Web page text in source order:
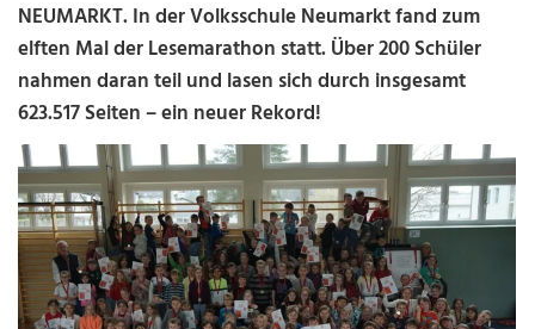
NEUMARKT. In der Volksschule Neumarkt fand zum
elften Mal der Lesemarathon statt. Über 200 Schüler
nahmen daran teil und lasen sich durch insgesamt
623.517 Seiten – ein neuer Rekord!